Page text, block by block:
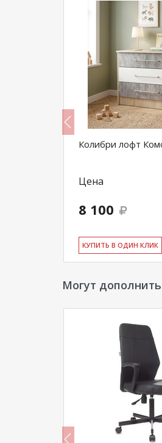
у нашего
**Цены на
магазинаи могут
Колибри лофт
Цена
8 100
КУ­ПИТЬ В ОДИН КЛИК
Могут дополнить